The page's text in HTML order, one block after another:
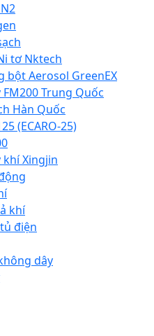
tơ Nktech
bột Aerosol GreenEX
Trung Quốc
Hàn Quốc
(ECARO-25)
Xingjin
khí
điện
dây